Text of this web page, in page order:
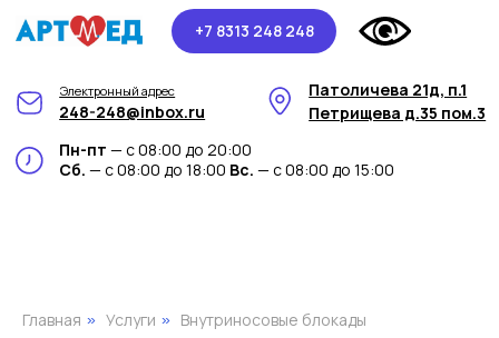
+7 8313 248 248
Пн-пт — с 08:00 до 20:00
Сб.— с 08:00 до 18:00Вс.— с 08:00 до 15:00
Главная » Услуги » Внутриносовые блокады